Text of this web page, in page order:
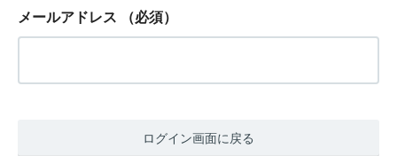
メールアドレス （必須）
ログイン画面に戻る